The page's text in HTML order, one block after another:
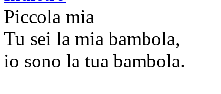
Piccola mia
Tu sei la mia bambola,
io sono la tua bambola.